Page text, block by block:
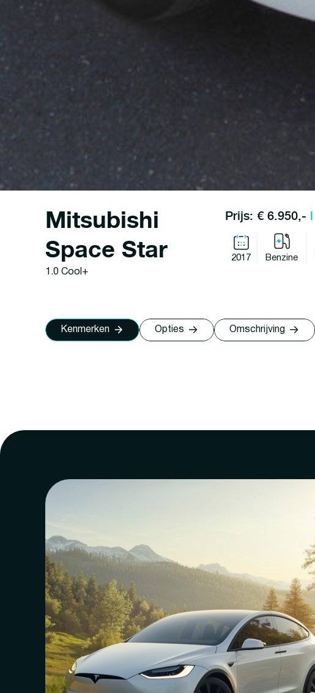
Mitsubishi
Space Star
1.0 Cool+
Prijs: € 6.950,- l
2017 Benzine
Kenmerken Opties Omschrijving